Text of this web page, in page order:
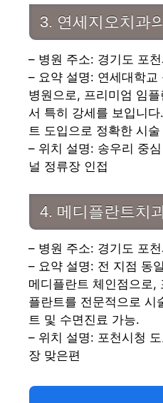
3. 연세지오치과
– 병원 주소: 경기도 포
– 요약 설명: 연세대학
병원으로, 프리미엄 임
서 특히 강세를 보입니
트 도입으로 정확한 시
– 위치 설명: 송우리 중
널 정류장 인접
4. 메디플란트치
– 병원 주소: 경기도 포
– 요약 설명: 전 지점 동
메디플란트 체인점으로,
플란트를 전문적으로 시
트 및 수면진료 가능.
– 위치 설명: 포천시청
장 맞은편